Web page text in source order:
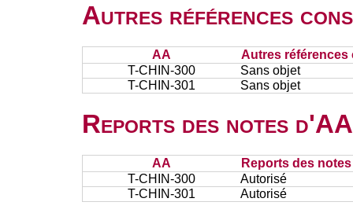
Autres références
AA
Autres références
T-CHIN-300
Sans objet
T-CHIN-301
Sans objet
Reports des notes
AA
Reports des
T-CHIN-300
Autorisé
T-CHIN-301
Autorisé